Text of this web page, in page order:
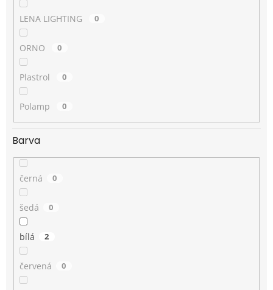
LENA LIGHTING 0
ORNO 0
Plastrol 0
Polamp 0
Barva
černá 0
šedá 0
bílá 2
červená 0